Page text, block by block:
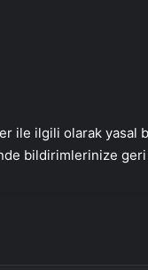
ile ilgili olarak yasal
bildirimlerinize geri